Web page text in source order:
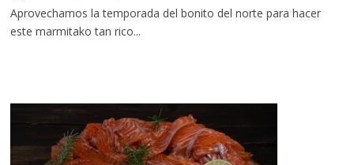
Aprovechamos la temporada del bonito del norte para hacer
este marmitako tan rico...